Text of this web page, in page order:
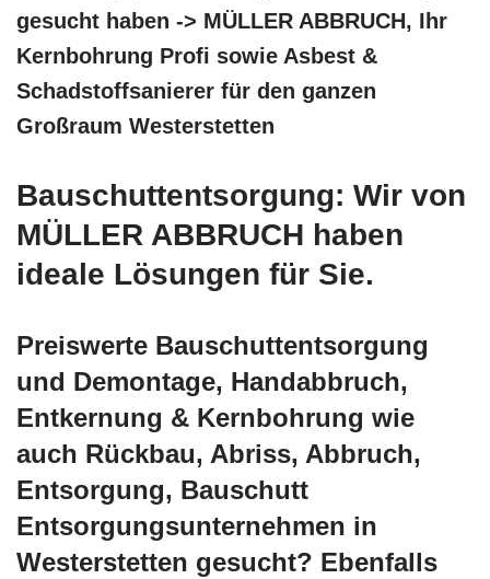
gesucht haben -> MÜLLER ABBRUCH, Ihr
Kernbohrung Profi sowie Asbest &
Schadstoffsanierer für den ganzen
Großraum Westerstetten
Bauschuttentsorgung: Wir von
MÜLLER ABBRUCH haben
ideale Lösungen für Sie.
Preiswerte Bauschuttentsorgung
und Demontage, Handabbruch,
Entkernung & Kernbohrung wie
auch Rückbau, Abriss, Abbruch,
Entsorgung, Bauschutt
Entsorgungsunternehmen in
Westerstetten gesucht? Ebenfalls